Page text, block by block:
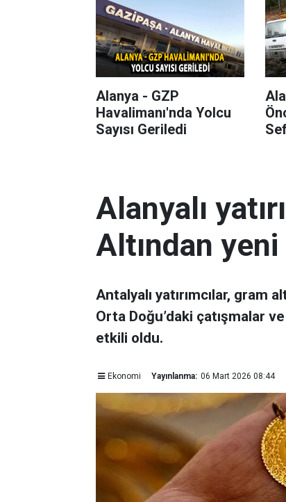
Alanya - GZP
Havalimanı'nda Yolcu
Sayısı Geriledi
Alanyalı
Altından
Antalyalı yatırımcılar, gram
Orta Doğu’daki çatışmalar
etkili oldu.
Ekonomi Yayınlanma: 06 Mart 2026 08:44